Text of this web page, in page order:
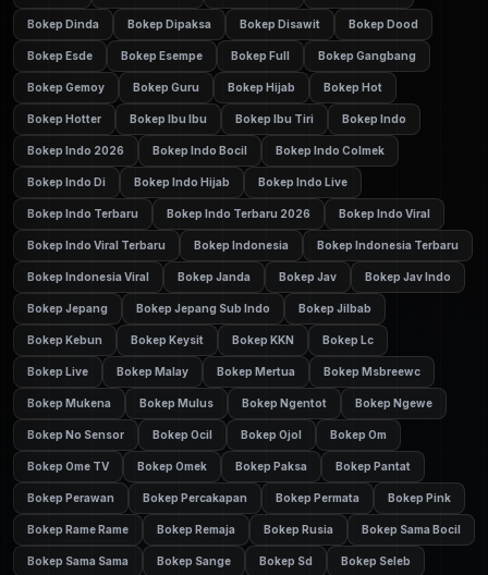
Bokep Dinda Bokep Dipaksa Bokep Disawit Bokep Dood
Bokep Esde Bokep Esempe Bokep Full Bokep Gangbang
Bokep Gemoy Bokep Guru Bokep Hijab Bokep Hot
Bokep Hotter Bokep Ibu Ibu Bokep Ibu Tiri Bokep Indo
Bokep Indo 2026 Bokep Indo Bocil Bokep Indo Colmek
Bokep Indo Di Bokep Indo Hijab Bokep Indo Live
Bokep Indo Terbaru Bokep Indo Terbaru 2026 Bokep Indo Viral
Bokep Indo Viral Terbaru Bokep Indonesia Bokep Indonesia Terbaru
Bokep Indonesia Viral Bokep Janda Bokep Jav Bokep Jav Indo
Bokep Jepang Bokep Jepang Sub Indo Bokep Jilbab
Bokep Kebun Bokep Keysit Bokep KKN Bokep Lc
Bokep Live Bokep Malay Bokep Mertua Bokep Msbreewc
Bokep Mukena Bokep Mulus Bokep Ngentot Bokep Ngewe
Bokep No Sensor Bokep Ocil Bokep Ojol Bokep Om
Bokep Ome TV Bokep Omek Bokep Paksa Bokep Pantat
Bokep Perawan Bokep Percakapan Bokep Permata Bokep Pink
Bokep Rame Rame Bokep Remaja Bokep Rusia Bokep Sama Bocil
Bokep Sama Sama Bokep Sange Bokep Sd Bokep Seleb